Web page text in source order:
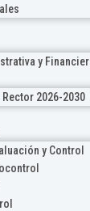
y
2026-2030
y Control